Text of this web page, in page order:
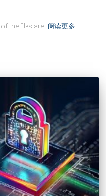
the files are 阅读更多